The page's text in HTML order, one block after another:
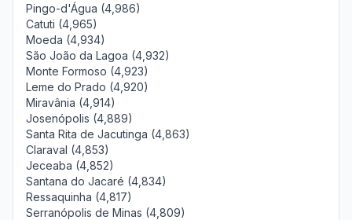
Pingo-d'Água (4,986)
Catuti (4,965)
Moeda (4,934)
São João da Lagoa (4,932)
Monte Formoso (4,923)
Leme do Prado (4,920)
Miravânia (4,914)
Josenópolis (4,889)
Santa Rita de Jacutinga (4,863)
Claraval (4,853)
Jeceaba (4,852)
Santana do Jacaré (4,834)
Ressaquinha (4,817)
Serranópolis de Minas (4,809)